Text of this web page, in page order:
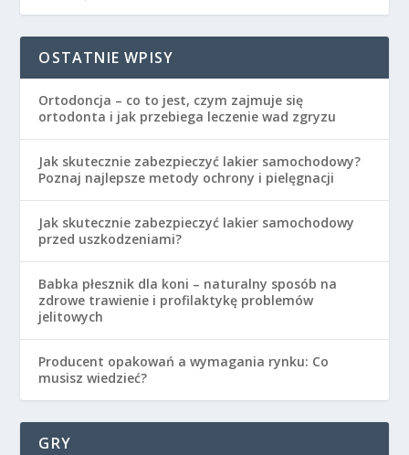
OSTATNIE WPISY
Ortodoncja – co to jest, czym zajmuje się
ortodonta i jak przebiega leczenie wad zgryzu
Jak skutecznie zabezpieczyć lakier samochodowy?
Poznaj najlepsze metody ochrony i pielęgnacji
Jak skutecznie zabezpieczyć lakier samochodowy
przed uszkodzeniami?
Babka płesznik dla koni – naturalny sposób na
zdrowe trawienie i profilaktykę problemów
jelitowych
Producent opakowań a wymagania rynku: Co
musisz wiedzieć?
GRY